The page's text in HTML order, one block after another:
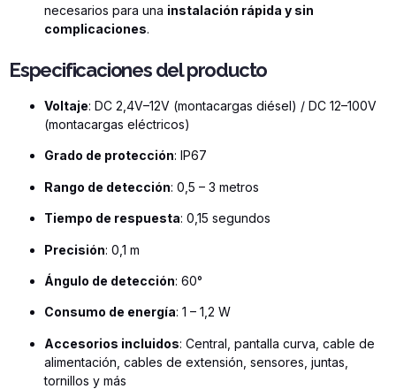
necesarios para una instalación rápida y sin
complicaciones.
Especificaciones del producto
Voltaje: DC 2,4V–12V (montacargas diésel) / DC 12–100V
(montacargas eléctricos)
Grado de protección: IP67
Rango de detección: 0,5 – 3 metros
Tiempo de respuesta: 0,15 segundos
Precisión: 0,1 m
Ángulo de detección: 60°
Consumo de energía: 1 – 1,2 W
Accesorios incluidos: Central, pantalla curva, cable de
alimentación, cables de extensión, sensores, juntas,
tornillos y más